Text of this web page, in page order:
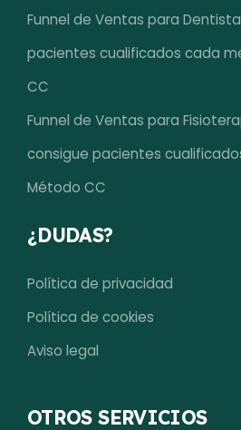
Funnel de Ventas para
pacientes cualificados cada
CC
Funnel de Ventas para
consigue pacientes
Método CC
¿DUDAS?
Política de privacidad
Política de cookies
Aviso legal
OTROS SERVICIOS